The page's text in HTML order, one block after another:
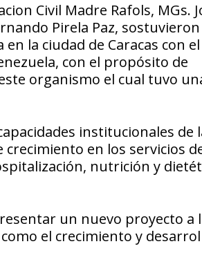
Civil Madre Rafols, MGs.
Pirela Paz,
la ciudad de Caracas con el
con el propósito de
organismo el cual tuvo
institucionales de
en los servicios
nutrición y
un nuevo proyecto a
el crecimiento y